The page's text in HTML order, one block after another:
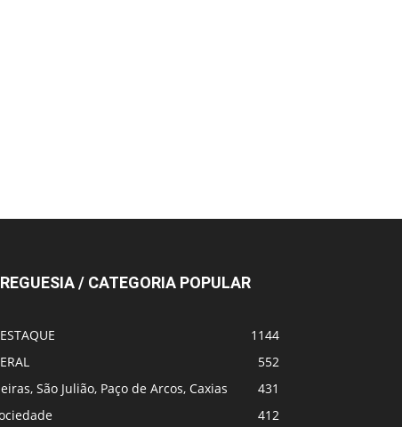
/ CATEGORIA POPULAR
1144
552
São Julião, Paço de Arcos, Caxias
431
412